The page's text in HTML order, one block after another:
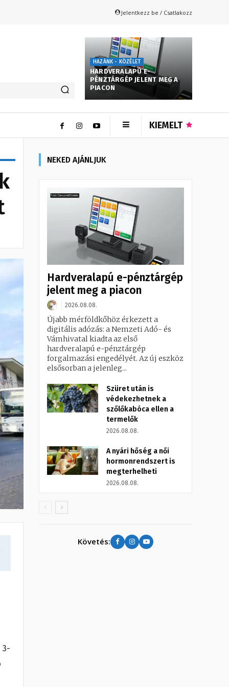
Jelentkezz be / Csatlakozz
HAZÁNK - KÖZÉLET
HARDVERALAPÚ E-
PÉNZTÁRGÉP JELENT MEG A
PIACON
KIEMELT
3-
NEKED AJÁNLJUK
Hardveralapú e-pénztárgép
jelent meg a piacon
2026.08.08.
Újabb mérföldkőhöz érkezett a
digitális adózás: a Nemzeti Adó- és
Vámhivatal kiadta az első
hardveralapú e-pénztárgép
forgalmazási engedélyét. Az új eszköz
elsősorban a jelenleg...
Szüret után is
védekezhetnek a
szőlőkabóca ellen a
termelők
2026.08.08.
A nyári hőség a női
hormonrendszert is
megterhelheti
2026.08.08.
Követés: